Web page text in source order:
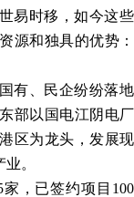
易时移，如今这些
源和独具的优势：
有、民企纷纷落地
部以国电江阴电厂
区为龙头，发展现
。
家，已签约项目100